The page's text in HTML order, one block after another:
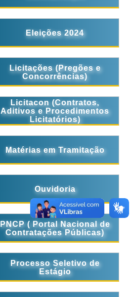
Eleições 2024
Licitações (Pregões e
Concorrências)
Licitacon (Contratos,
Aditivos e Procedimentos
Licitatórios)
Matérias em Tramitação
Ouvidoria
PNCP ( Portal Nacional de
Contratações Públicas)
Processo Seletivo de
Estágio